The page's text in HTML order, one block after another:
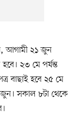
আগামী ২১ জুন
২৩ মে পর্যন্ত
বাছাই হবে ২৫ মে
সকাল ৮টা থেকে